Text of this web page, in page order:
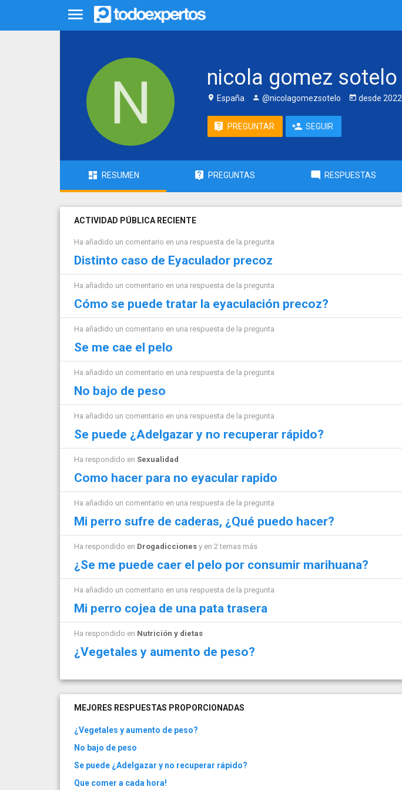
nicola gomez sotelo
España @nicolagomezsotelo desde 2022
PREGUNTAR SEGUIR
RESUMEN PREGUNTAS RESPUESTAS
ACTIVIDAD PÚBLICA RECIENTE
Ha añadido un comentario en una respuesta de la pregunta
Distinto caso de Eyaculador precoz
Ha añadido un comentario en una respuesta de la pregunta
Cómo se puede tratar la eyaculación precoz?
Ha añadido un comentario en una respuesta de la pregunta
Se me cae el pelo
Ha añadido un comentario en una respuesta de la pregunta
No bajo de peso
Ha añadido un comentario en una respuesta de la pregunta
Se puede ¿Adelgazar y no recuperar rápido?
Ha respondido en Sexualidad
Como hacer para no eyacular rapido
Ha añadido un comentario en una respuesta de la pregunta
Mi perro sufre de caderas, ¿Qué puedo hacer?
Ha respondido en Drogadicciones y en 2 temas más
¿Se me puede caer el pelo por consumir marihuana?
Ha añadido un comentario en una respuesta de la pregunta
Mi perro cojea de una pata trasera
Ha respondido en Nutrición y dietas
¿Vegetales y aumento de peso?
MEJORES RESPUESTAS PROPORCIONADAS
¿Vegetales y aumento de peso?
No bajo de peso
Se puede ¿Adelgazar y no recuperar rápido?
Que comer a cada hora!